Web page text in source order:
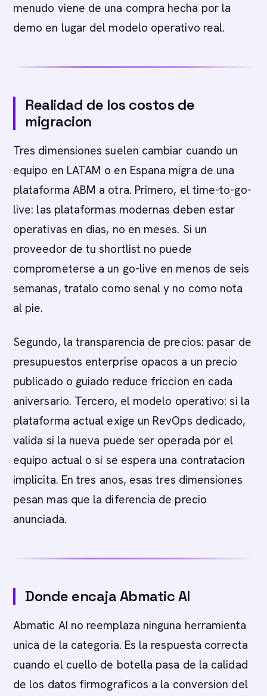
menudo viene de una compra hecha por la
demo en lugar del modelo operativo real.
Realidad de los costos de
migracion
Tres dimensiones suelen cambiar cuando un
equipo en LATAM o en Espana migra de una
plataforma ABM a otra. Primero, el time-to-go-
live: las plataformas modernas deben estar
operativas en dias, no en meses. Si un
proveedor de tu shortlist no puede
comprometerse a un go-live en menos de seis
semanas, tratalo como senal y no como nota
al pie.
Segundo, la transparencia de precios: pasar de
presupuestos enterprise opacos a un precio
publicado o guiado reduce friccion en cada
aniversario. Tercero, el modelo operativo: si la
plataforma actual exige un RevOps dedicado,
valida si la nueva puede ser operada por el
equipo actual o si se espera una contratacion
implicita. En tres anos, esas tres dimensiones
pesan mas que la diferencia de precio
anunciada.
Donde encaja Abmatic AI
Abmatic AI no reemplaza ninguna herramienta
unica de la categoria. Es la respuesta correcta
cuando el cuello de botella pasa de la calidad
de los datos firmograficos a la conversion del